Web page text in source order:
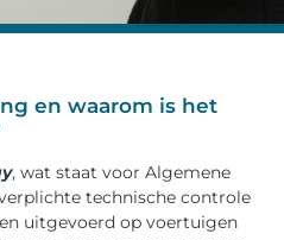
en waarom is het
, wat staat voor Algemene
technische controle
uitgevoerd op voertuigen